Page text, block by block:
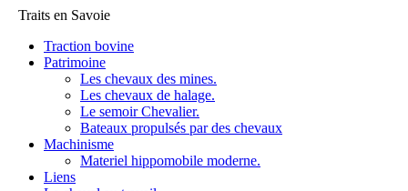
Traits en Savoie
Traction bovine
Patrimoine
Les chevaux des mines.
Les chevaux de halage.
Le semoir Chevalier.
Bateaux propulsés par des chevaux
Machinisme
Materiel hippomobile moderne.
Liens